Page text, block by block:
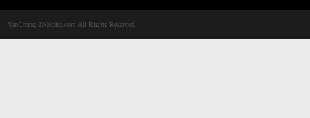
NanChang 2008php.com All Rights Reserved.